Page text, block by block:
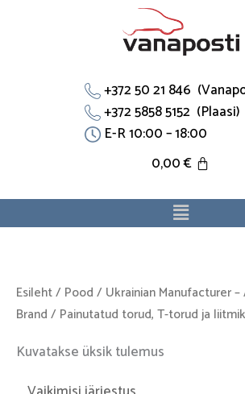
+372 50 21 846
+372 5858 5152 (Plaasi)
E-R 10:00 – 18:00
0,00€
Menu
Esileht/ Pood / Ukrainian Manufacturer –
Brand / Painutatud torud, T-torud ja
Kuvatakse üksik tulemus